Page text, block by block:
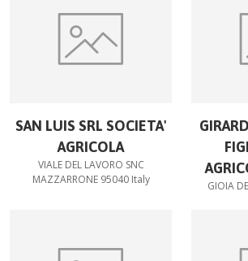
SAN LUIS SRL SOCIETA'
AGRICOLA
VIALE DEL LAVORO SNC
MAZZARRONE 95040 Italy
GIOIA